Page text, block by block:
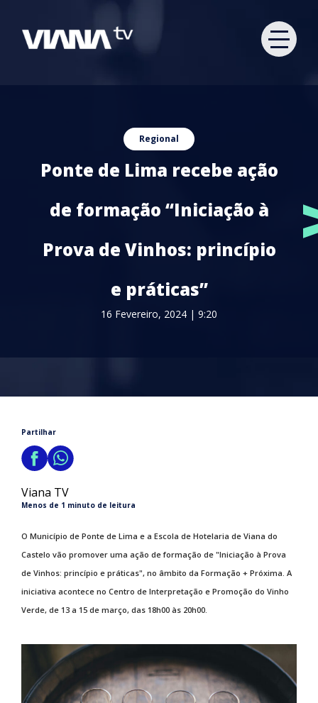
Regional
Ponte de Lima recebe ação
de formação “Iniciação à
Prova de Vinhos: princípio
e práticas”
16 Fevereiro, 2024 | 9:20
Partilhar
Viana TV
Menos de 1 minuto de leitura
O Município de Ponte de Lima e a Escola de Hotelaria de Viana do
Castelo vão promover uma ação de formação de "Iniciação à Prova
de Vinhos: princípio e práticas", no âmbito da Formação + Próxima. A
iniciativa acontece no Centro de Interpretação e Promoção do Vinho
Verde, de 13 a 15 de março, das 18h00 às 20h00.